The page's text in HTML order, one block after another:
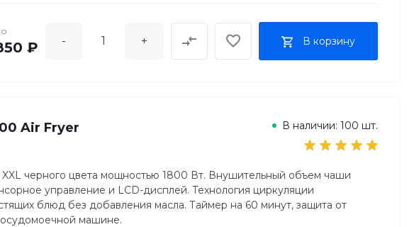
₽ - + В корзину
Air Fryer
В наличии: 100 шт.
черного цвета мощностью 1800 Вт. Внушительный объем чаши
управление и LCD-дисплей. Технология циркуляции
блюд без добавления масла. Таймер на 60 минут, защита от
машине.